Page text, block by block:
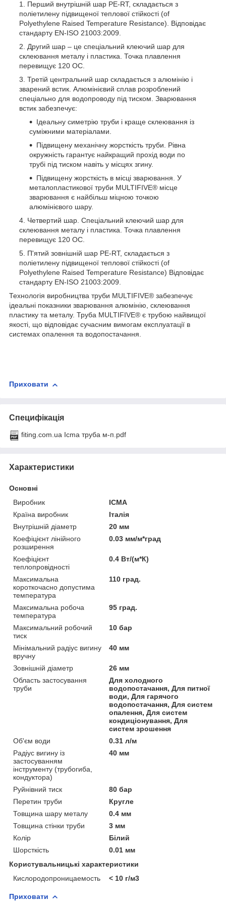
Перший внутрішній шар PE-RT, складається з
поліетилену підвищеної теплової стійкості (of
Polyethylene Raised Temperature Resistance). Відповідає
стандарту EN-ISO 21003:2009.
Другий шар – це спеціальний клеючий шар для
склеювання металу і пластика. Точка плавлення
перевищує 120 ОС.
Третій центральний шар складається з алюмінію і
зварений встик. Алюмінієвий сплав розроблений
спеціально для водопроводу під тиском. Зварювання
встик забезпечує:
Ідеальну симетрію труби і краще склеювання із
суміжними матеріалами.
Підвищену механічну жорсткість труби. Рівна
окружність гарантує найкращий прохід води по
трубі під тиском навіть у місцях згину.
Підвищену жорсткість в місці зварювання. У
металопластикової труби MULTIFIVE® місце
зварювання є найбільш міцною точкою
алюмінієвого шару.
Четвертий шар. Спеціальний клеючий шар для
склеювання металу і пластика. Точка плавлення
перевищує 120 ОС.
П'ятий зовнішній шар PE-RT, складається з
поліетилену підвищеної теплової стійкості (of
Polyethylene Raised Temperature Resistance) Відповідає
стандарту EN-ISO 21003:2009.
Технологія виробництва труби MULTIFIVE® забезпечує
ідеальні показники зварювання алюмінію, склеювання
пластику та металу. Труба MULTIFIVE® є трубою найвищої
якості, що відповідає сучасним вимогам експлуатації в
системах опалення та водопостачання.
Приховати
Специфікація
fiting.com.ua Icma труба м-п.pdf
Характеристики
Основні
Виробник
ICMA
Країна виробник
Італія
Внутрішній діаметр
20 мм
Коефіцієнт лінійного
розширення
0.03 мм/м*град
Коефіцієнт
теплопровідності
0.4 Вт/(м*К)
Максимальна
короткочасно допустима
температура
110 град.
Максимальна робоча
температура
95 град.
Максимальний робочий
тиск
10 бар
Мінімальний радіус вигину
вручну
40 мм
Зовнішній діаметр
26 мм
Область застосування
труби
Для холодного
водопостачання, Для питної
води, Для гарячого
водопостачання, Для систем
опалення, Для систем
кондиціонування, Для
систем зрошення
Об'єм води
0.31 л/м
Радіус вигину із
застосуванням
інструменту (трубогиба,
кондуктора)
40 мм
Руйнівний тиск
80 бар
Перетин труби
Кругле
Товщина шару металу
0.4 мм
Товщина стінки труби
3 мм
Колір
Білий
Шорсткість
0.01 мм
Користувальницькі характеристики
Кислородопроницаемость
< 10 г/м3
Приховати